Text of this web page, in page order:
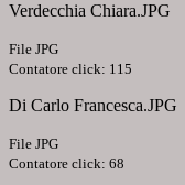
Verdecchia Chiara.JPG
File JPG
Contatore click: 115
Di Carlo Francesca.JPG
File JPG
Contatore click: 68